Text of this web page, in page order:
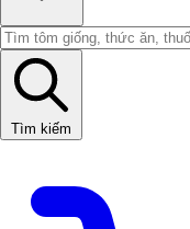
Tìm kiếm